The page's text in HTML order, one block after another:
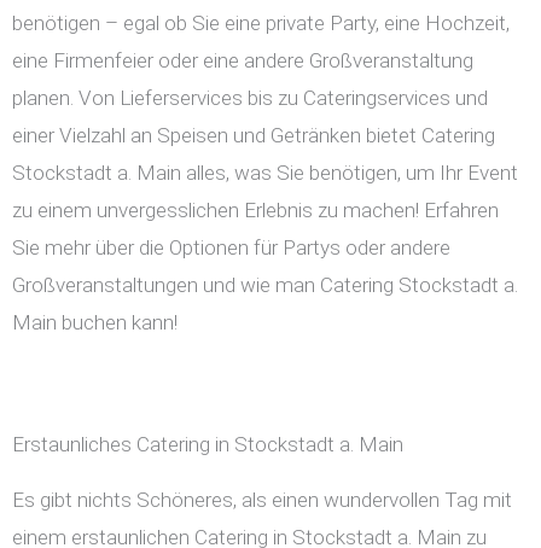
benötigen – egal ob Sie eine private Party, eine Hochzeit,
eine Firmenfeier oder eine andere Großveranstaltung
planen. Von Lieferservices bis zu Cateringservices und
einer Vielzahl an Speisen und Getränken bietet Catering
Stockstadt a. Main alles, was Sie benötigen, um Ihr Event
zu einem unvergesslichen Erlebnis zu machen! Erfahren
Sie mehr über die Optionen für Partys oder andere
Großveranstaltungen und wie man Catering Stockstadt a.
Main buchen kann!
Erstaunliches Catering in Stockstadt a. Main
Es gibt nichts Schöneres, als einen wundervollen Tag mit
einem erstaunlichen Catering in Stockstadt a. Main zu